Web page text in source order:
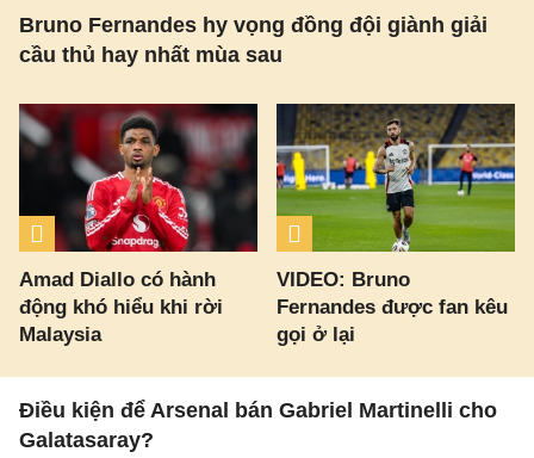
Bruno Fernandes hy vọng đồng đội giành giải
cầu thủ hay nhất mùa sau
Amad Diallo có hành
động khó hiểu khi rời
Malaysia
VIDEO: Bruno
Fernandes được fan kêu
gọi ở lại
Điều kiện để Arsenal bán Gabriel Martinelli cho
Galatasaray?